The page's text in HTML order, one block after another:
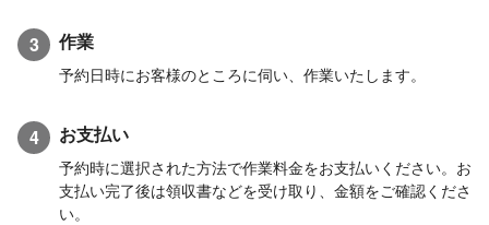
3 作業
予約日時にお客様のところに伺い、作業いたします。
4 お支払い
予約時に選択された方法で作業料金をお支払いください。お
支払い完了後は領収書などを受け取り、金額をご確認くださ
い。